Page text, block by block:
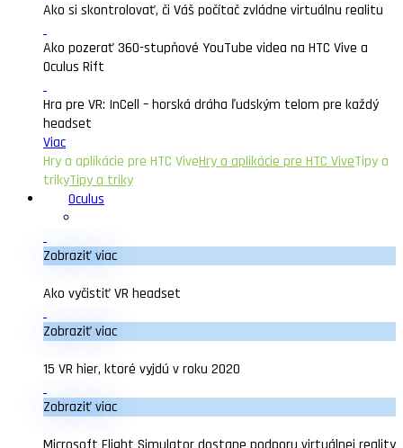
Ako si skontrolovať, či Váš počítač zvládne virtuálnu realitu
Ako pozerať 360-stupňové YouTube videa na HTC Vive a
Oculus Rift
Hra pre VR: InCell – horská dráha ľudským telom pre každý
headset
Viac
Hry a aplikácie pre HTC ViveHry a aplikácie pre HTC ViveTipy a
trikyTipy a triky
Oculus
Zobraziť viac
Ako vyčistiť VR headset
Zobraziť viac
15 VR hier, ktoré vyjdú v roku 2020
Zobraziť viac